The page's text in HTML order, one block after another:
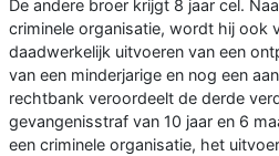
De andere broer krijgt 8 jaar cel.
criminele organisatie, wordt hij ook
daadwerkelijk uitvoeren van een
van een minderjarige en nog een
rechtbank veroordeelt de derde
gevangenisstraf van 10 jaar en 6
een criminele organisatie, het